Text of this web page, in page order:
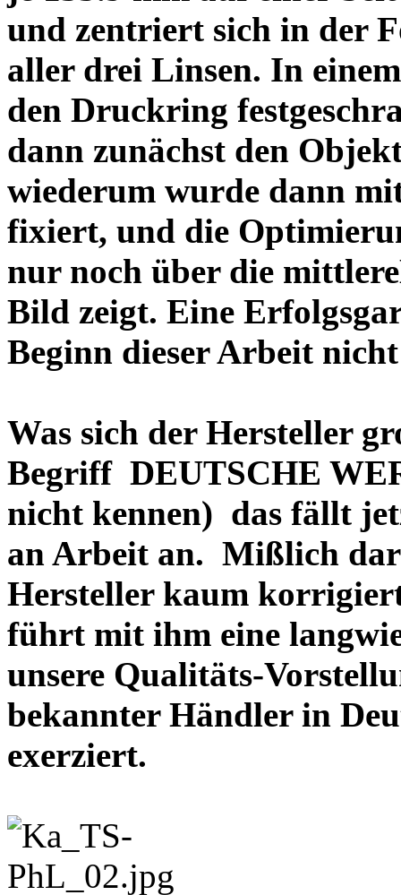
und zentriert sich in der
aller drei Linsen. In
den Druckring
dann zunächst den
wiederum wurde dann
fixiert, und die
nur noch über die
Bild zeigt. Eine
Beginn dieser Arbeit
Was sich der Hersteller
Begriff DEUTSCHE
nicht kennen) das fällt
an Arbeit an. Mißlich
Hersteller kaum
führt mit ihm eine
unsere Qualitäts-
bekannter Händler in
exerziert.